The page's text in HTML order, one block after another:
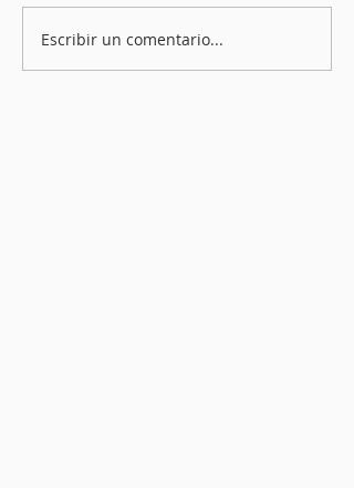
Escribir un comentario...